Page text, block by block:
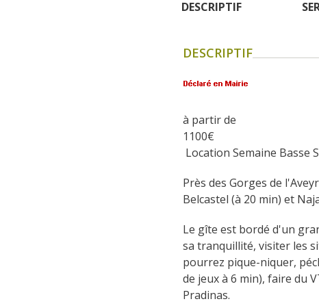
DESCRIPTIF
DESCRIPTIF
à partir de
1100€
Location Semaine Basse
Près des Gorges de
Belcastel (à 20 min) et
Le gîte est bordé d'un
sa tranquillité, visiter les
pourrez pique-niquer,
de jeux à 6 min), faire du
Pradinas.